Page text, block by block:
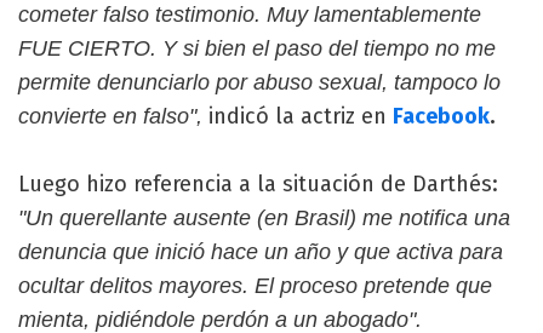
cometer falso testimonio. Muy lamentablemente
FUE CIERTO. Y si bien el paso del tiempo no me
permite denunciarlo por abuso sexual, tampoco lo
convierte en falso", indicó la actriz en Facebook.
Luego hizo referencia a la situación de Darthés:
"Un querellante ausente (en Brasil) me notifica una
denuncia que inició hace un año y que activa para
ocultar delitos mayores. El proceso pretende que
mienta, pidiéndole perdón a un abogado".